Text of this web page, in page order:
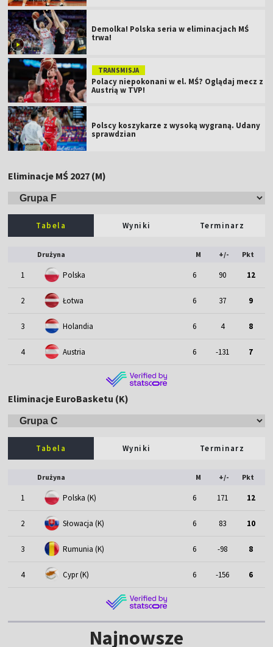
Demolka! Polska seria w eliminacjach MŚ
trwa!
TRANSMISJA
Polacy niepokonani w el. MŚ? Oglądaj mecz z
Austrią w TVP!
Polscy koszykarze z wysoką wygraną. Udany
sprawdzian
Eliminacje MŚ 2027 (M)
Tabela Wyniki Terminarz
Drużyna M +/- Pkt
1 Polska 6 90 12
2 Łotwa 6 37 9
3 Holandia 6 4 8
4 Austria 6 -131 7
Eliminacje EuroBasketu (K)
Tabela Wyniki Terminarz
Drużyna M +/- Pkt
1 Polska (K) 6 171 12
2 Słowacja (K) 6 83 10
3 Rumunia (K) 6 -98 8
4 Cypr (K) 6 -156 6
Najnowsze